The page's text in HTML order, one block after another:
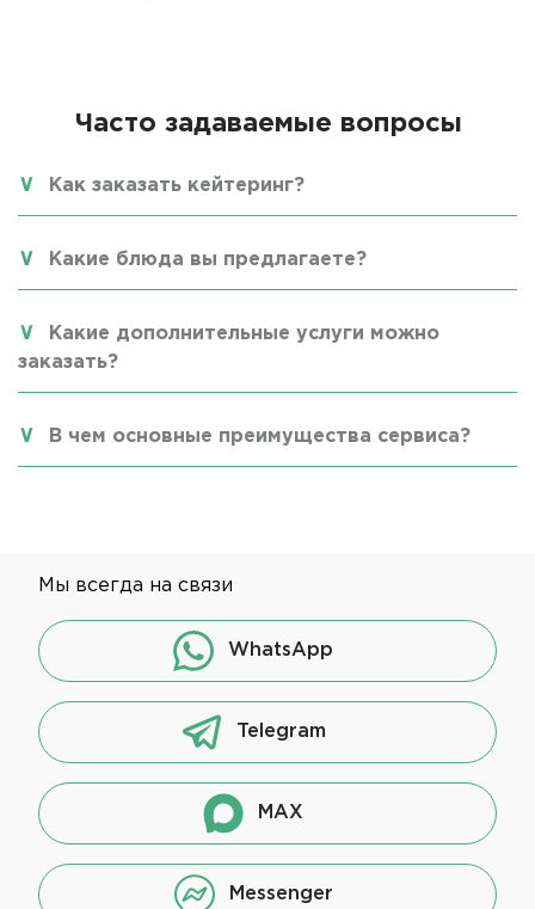
Часто задаваемые вопросы
Как заказать кейтеринг?
Какие блюда вы предлагаете?
Какие дополнительные услуги можно
заказать?
В чем основные преимущества сервиса?
Мы всегда на связи
WhatsApp
Telegram
MAX
Messenger